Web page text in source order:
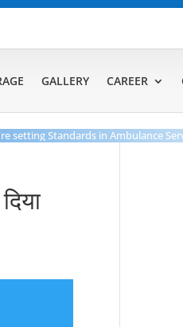
GALLERY CAREER
Standards in Ambulance